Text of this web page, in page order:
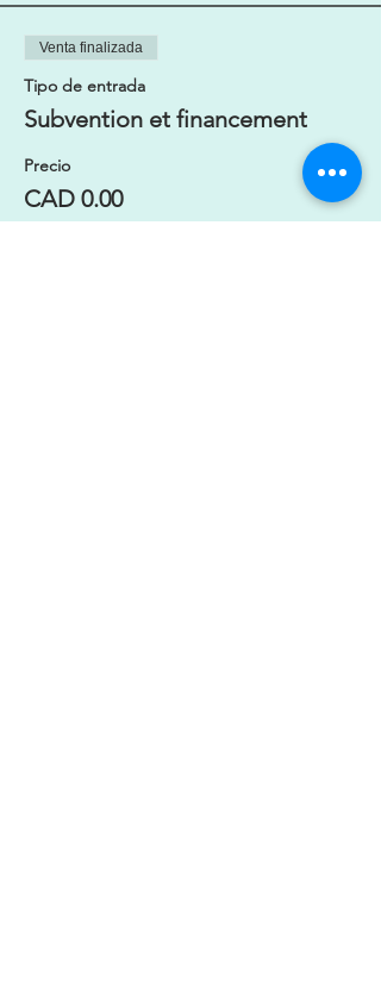
Venta finalizada
Tipo de entrada
Subvention et financement
Precio
CAD 0.00